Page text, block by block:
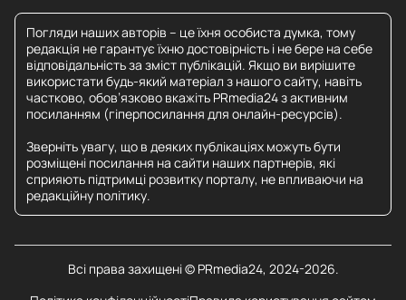
Погляди наших авторів – це їхня особиста думка, тому
редакція не гарантує їхню достовірність і не бере на себе
відповідальність за зміст публікацій. Якщо ви вирішите
використати будь-який матеріал з нашого сайту, навіть
частково, обов’язково вкажіть PRmedia24 з активним
посиланням (гіперпосилання для онлайн-ресурсів).
Зверніть увагу, що в деяких публікаціях можуть бути
розміщені посилання на сайти наших партнерів, які
сприяють підтримці розвитку порталу, не впливаючи на
редакційну політику.
Всі права захищені © PRmedia24, 2024-2026.